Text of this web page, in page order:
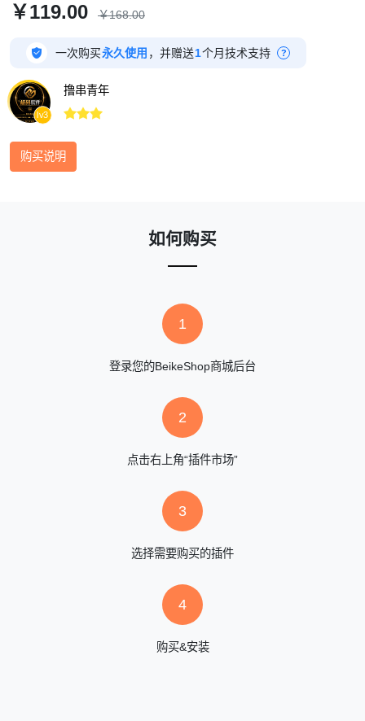
￥119.00 ￥168.00
 一次购买永久使用 ，并赠送1个月技术支持 ?
lv3
撸串青年

购买说明
如何购买
1
登录您的BeikeShop商城后台
2
点击右上角“插件市场”
3
选择需要购买的插件
4
购买&安装